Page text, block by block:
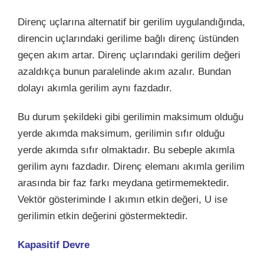
Direnç uçlarına alternatif bir gerilim uygulandığında,
direncin uçlarındaki gerilime bağlı direnç üstünden
geçen akım artar. Direnç uçlarındaki gerilim değeri
azaldıkça bunun paralelinde akım azalır. Bundan
dolayı akımla gerilim aynı fazdadır.
Bu durum şekildeki gibi gerilimin maksimum olduğu
yerde akımda maksimum, gerilimin sıfır olduğu
yerde akımda sıfır olmaktadır. Bu sebeple akımla
gerilim aynı fazdadır. Direnç elemanı akımla gerilim
arasında bir faz farkı meydana getirmemektedir.
Vektör gösteriminde I akımın etkin değeri, U ise
gerilimin etkin değerini göstermektedir.
Kapasitif Devre